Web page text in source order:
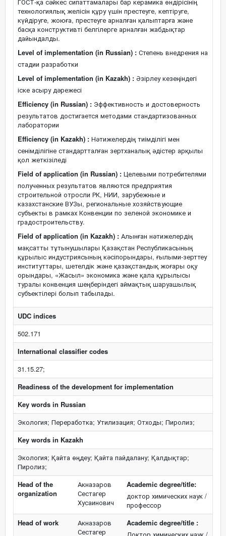
технологиялық желісін құру үшін престеуге, кептіруге,
күйдіруге, жоюға, престеуге арналған қалыптарға және
басқа конструктивті белгілерге арналған жабдықтар
дайындалды.
Level of implementation (in Russian) : Степень внедрения на
стадии разработки
Level of implementation (in Kazakh) : Әзірлеу кезеңіндегі
іске асыру дәрежесі
Efficiency (in Russian) : Эффективность и достоверность
результатов достигается методами стандартизованных
лаборатории
Efficiency (in Kazakh) : Нәтижелердің тиімділігі мен
сенімділігіне стандартталған зертханалық әдістер арқылы
қол жеткізіледі
Field of application (in Russian) : Целевыми потребителями
полученных результатов являются предприятия
строительной отросли РК, НИИ, зарубежные и
казахстанские ВУЗы, региональные хозяйствующие
субъекты в рамках Конвенции по зеленой экономике и
градостроительству.
Field of application (in Kazakh) : Алынған нәтижелердің
мақсатты тұтынушылары Қазақстан Республикасының
құрылыс индустриясының кәсіпорындары, ғылыми-зерттеу
институттары, шетелдік және қазақстандық жоғары оқу
орындары, «Жасыл» экономика және қала құрылысы
туралы конвенция шеңберіндегі аймақтық шаруашылық
субъектілері болып табылады.
UDC indices
502.171
International classifier codes
31.15.27;
Readiness of the development for implementation
Key words in Russian
Экология; Переработка; Утилизация; Отходы; Пиролиз;
Key words in Kazakh
Экология; Қайта өңдеу; Қайта пайдалану; Қалдықтар;
Пиролиз;
Head of the
organization
Акназаров
Сестагер
Хусаинович
Academic degree/title:
доктор химических наук /
профессор
Head of work
Акназаров
Сестагер
Academic degree/title :